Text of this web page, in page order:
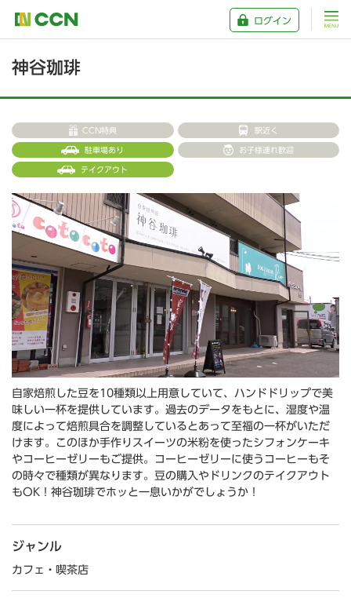
ログイン
神谷珈琲
CCN特典 駅近く
駐車場あり お子様連れ歓迎
テイクアウト
自家焙煎した豆を10種類以上用意していて、ハンドドリップで美
味しい一杯を提供しています。過去のデータをもとに、湿度や温
度によって焙煎具合を調整しているとあって至福の一杯がいただ
けます。このほか手作りスイーツの米粉を使ったシフォンケーキ
やコーヒーゼリーもご提供。コーヒーゼリーに使うコーヒーもそ
の時々で種類が異なります。豆の購入やドリンクのテイクアウト
もOK！神谷珈琲でホッと一息いかがでしょうか！
ジャンル
カフェ・喫茶店